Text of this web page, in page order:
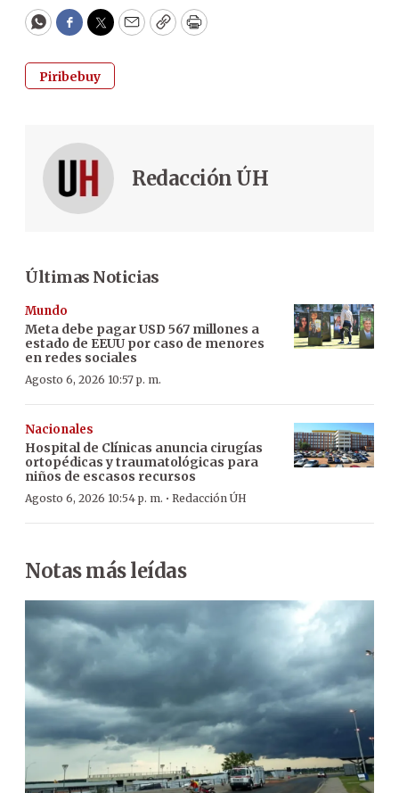
WhatsApp
Facebook
Twitter
EmailCopyPrint
Piribebuy
Redacción ÚH
Últimas Noticias
Mundo
Meta debe pagar USD 567 millones a
estado de EEUU por caso de menores
en redes sociales
Agosto 6, 2026 10:57 p. m.
Nacionales
Hospital de Clínicas anuncia cirugías
ortopédicas y traumatológicas para
niños de escasos recursos
Agosto 6, 2026 10:54 p. m. · Redacción ÚH
Notas más leídas